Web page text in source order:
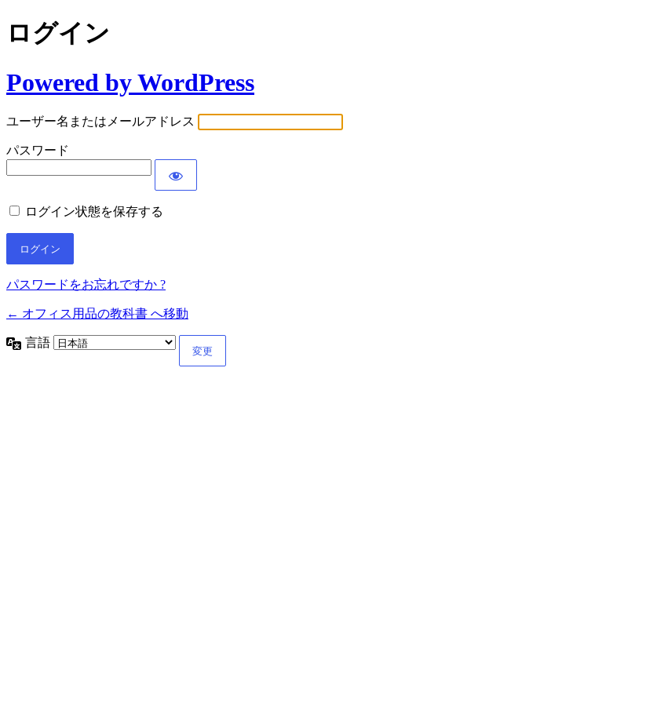
ログイン
Powered by WordPress
ユーザー名またはメールアドレス
パスワード
ログイン状態を保存する
パスワードをお忘れですか ?
← オフィス用品の教科書 へ移動
言語